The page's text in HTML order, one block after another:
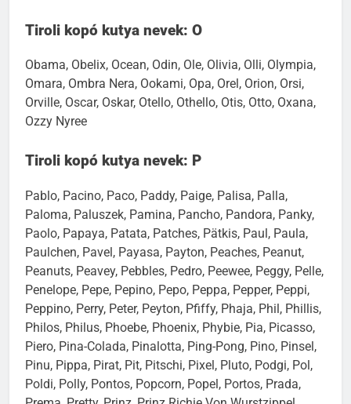
Tiroli kopó kutya nevek: O
Obama, Obelix, Ocean, Odin, Ole, Olivia, Olli, Olympia,
Omara, Ombra Nera, Ookami, Opa, Orel, Orion, Orsi,
Orville, Oscar, Oskar, Otello, Othello, Otis, Otto, Oxana,
Pablo, Pacino, Paco, Paddy, Paige, Palisa, Palla,
Paloma, Paluszek, Pamina, Pancho, Pandora, Panky,
Paolo, Papaya, Patata, Patches, Pätkis, Paul, Paula,
Paulchen, Pavel, Payasa, Payton, Peaches, Peanut,
Peanuts, Peavey, Pebbles, Pedro, Peewee, Peggy, Pelle,
Penelope, Pepe, Pepino, Pepo, Peppa, Pepper, Peppi,
Peppino, Perry, Peter, Peyton, Pfiffy, Phaja, Phil, Phillis,
Philos, Philus, Phoebe, Phoenix, Phybie, Pia, Picasso,
Piero, Pina-Colada, Pinalotta, Ping-Pong, Pino, Pinsel,
Pinu, Pippa, Pirat, Pit, Pitschi, Pixel, Pluto, Podgi, Pol,
Poldi, Polly, Pontos, Popcorn, Popel, Portos, Prada,